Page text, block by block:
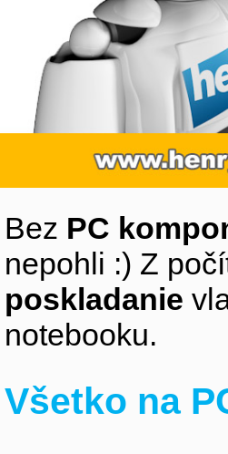
Bez PC
nepohli :) Z
poskladanie
notebooku.
Všetko na